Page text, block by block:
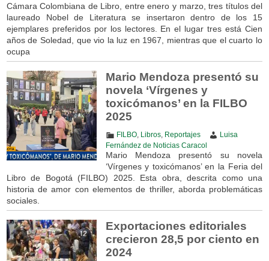
Cámara Colombiana de Libro, entre enero y marzo, tres títulos del
laureado Nobel de Literatura se insertaron dentro de los 15
ejemplares preferidos por los lectores. En el lugar tres está Cien
años de Soledad, que vio la luz en 1967, mientras que el cuarto lo
ocupa
Mario Mendoza presentó su
novela ‘Vírgenes y
toxicómanos’ en la FILBO
2025
FILBO, Libros, Reportajes
Luisa
Fernández de Noticias Caracol
Mario Mendoza presentó su novela
‘Vírgenes y toxicómanos’ en la Feria del
Libro de Bogotá (FILBO) 2025. Esta obra, descrita como una
historia de amor con elementos de thriller, aborda problemáticas
sociales.
Exportaciones editoriales
crecieron 28,5 por ciento en
2024